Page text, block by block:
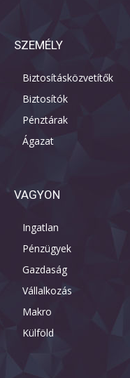
SZEMÉLY
Biztosításközvetítők
Biztosítók
Pénztárak
Ágazat
VAGYON
Ingatlan
Pénzügyek
Gazdaság
Vállalkozás
Makro
Külföld